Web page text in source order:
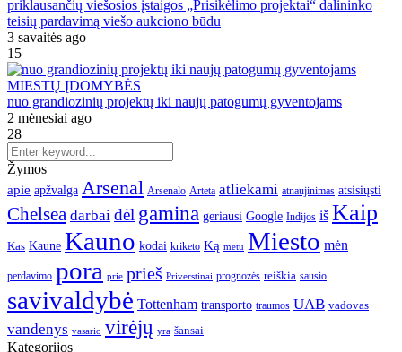
priklausančių viešosios įstaigos „Prisikėlimo projektai“ dalininko
teisių pardavimą viešo aukciono būdu
3 savaitės ago
15
MIESTŲ ĮDOMYBĖS
nuo grandiozinių projektų iki naujų patogumų gyventojams
2 mėnesiai ago
28
Žymos
apie apžvalga Arsenal Arsenalo Arteta atliekami atnaujinimas atsisiųsti
Chelsea darbai dėl gamina geriausi Google Indijos iš Kaip
Kas Kaune Kauno kodai kriketo Ką metu Miesto mėn
perdavimo pora prie prieš Priverstinai prognozės reiškia sausio
savivaldybė Tottenham transporto traumos UAB vadovas
vandenys vasario virėjų yra šansai
Kategorijos